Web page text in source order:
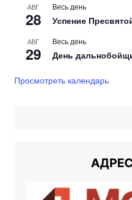
АВГ
28
Весь день
Успение
АВГ
29
Весь день
День
Просмотреть календарь